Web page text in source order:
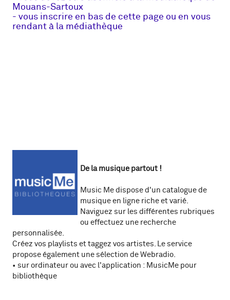
Mouans-Sartoux
- vous inscrire en bas de cette page ou en vous
rendant à la médiathèque
De la musique partout !
Music Me dispose d'un catalogue de
musique en ligne riche et varié.
Naviguez sur les différentes rubriques
ou effectuez une recherche
personnalisée.
Créez vos playlists et taggez vos artistes. Le service
propose également une sélection de Webradio.
• sur ordinateur ou avec l'application : MusicMe pour
bibliothèque